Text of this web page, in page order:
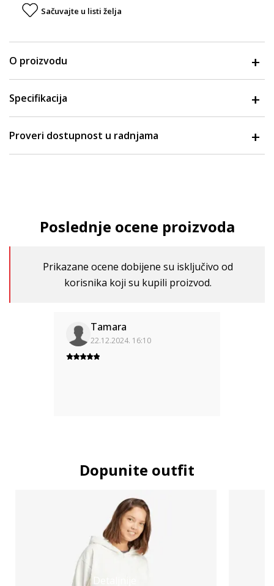
Sačuvajte u listi želja
O proizvodu
Specifikacija
Proveri dostupnost u radnjama
Poslednje ocene proizvoda
Prikazane ocene dobijene su isključivo od
korisnika koji su kupili proizvod.
Tamara
22.12.2024. 16:10
Dopunite outfit